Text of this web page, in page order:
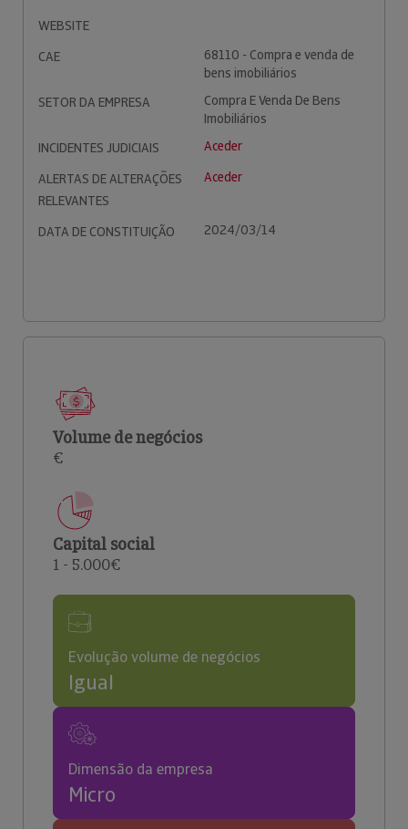
WEBSITE
CAE
68110 - Compra e venda de
bens imobiliários
SETOR DA EMPRESA
Compra E Venda De Bens
Imobiliários
INCIDENTES JUDICIAIS
Aceder
ALERTAS DE ALTERAÇÕES
RELEVANTES
Aceder
DATA DE CONSTITUIÇÃO 2024/03/14
Volume de negócios
€
Capital social
1 - 5.000€
Evolução volume de negócios
Igual
Dimensão da empresa
Micro